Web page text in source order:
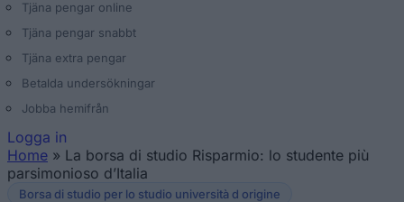
Tjäna pengar online
Tjäna pengar snabbt
Tjäna extra pengar
Betalda undersökningar
Jobba hemifrån
Logga in
Du är här
Home » La borsa di studio Risparmio: lo studente più
parsimonioso d’Italia
Borsa di studio per lo studio università d origine